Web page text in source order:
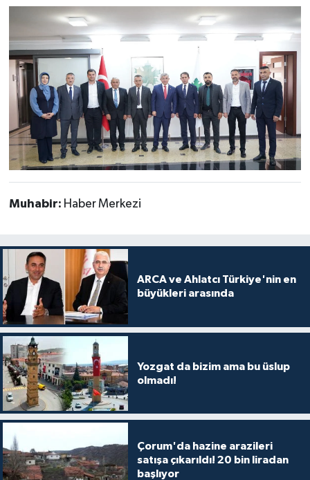
Muhabir: Haber Merkezi
ARCA ve Ahlatcı Türkiye'nin en
büyükleri arasında
Yozgat da bizim ama bu üslup
olmadı!
Çorum'da hazine arazileri
satışa çıkarıldı! 20 bin liradan
başlıyor